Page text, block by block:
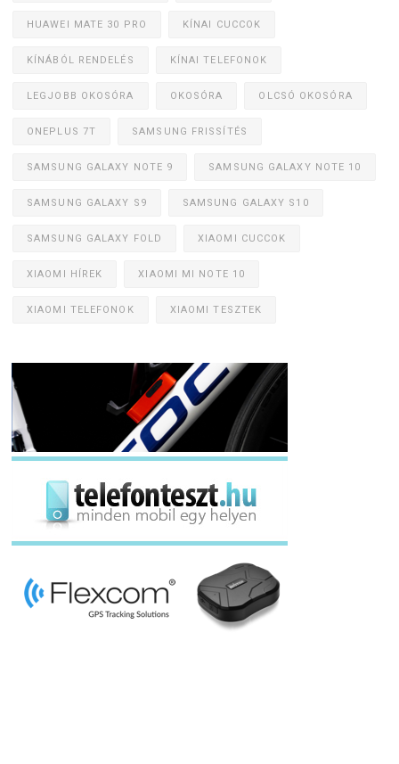
HUAWEI MATE 30 PRO KÍNAI CUCCOK
KÍNÁBÓL RENDELÉS KÍNAI TELEFONOK
LEGJOBB OKOSÓRA OKOSÓRA OLCSÓ OKOSÓRA
ONEPLUS 7T SAMSUNG FRISSÍTÉS
SAMSUNG GALAXY NOTE 9 SAMSUNG GALAXY NOTE 10
SAMSUNG GALAXY S9 SAMSUNG GALAXY S10
SAMSUNG GALAXY FOLD XIAOMI CUCCOK
XIAOMI HÍREK XIAOMI MI NOTE 10
XIAOMI TELEFONOK XIAOMI TESZTEK